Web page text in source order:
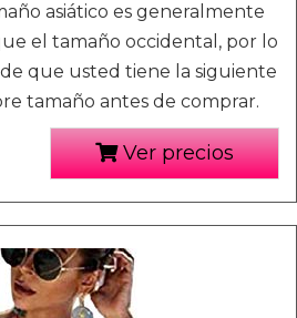
asiático es generalmente
el tamaño occidental, por lo
que usted tiene la siguiente
tamaño antes de comprar.
Ver precios